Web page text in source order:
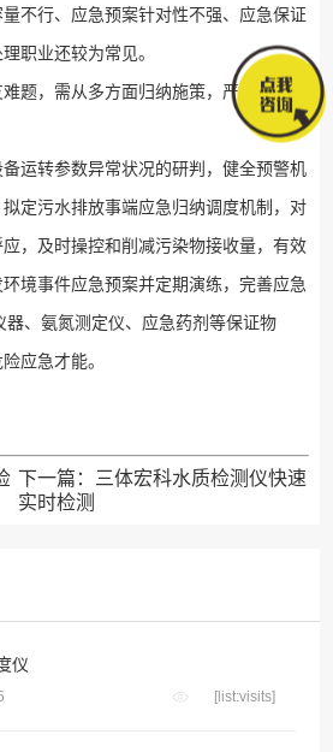
不行、应急预案针对性不强、应急保证
职业还较为常见。
，需从多方面归纳施策，严防严控，
转参数异常状况的研判，健全预警机
定污水排放事端应急归纳调度机制，对
，及时操控和削减污染物接收量，有效
境事件应急预案并定期演练，完善应急
、氨氮测定仪、应急药剂等保证物
应急才能。
下一篇：
三体宏科水质检测仪快速
实时检测
仪
[list:visits]